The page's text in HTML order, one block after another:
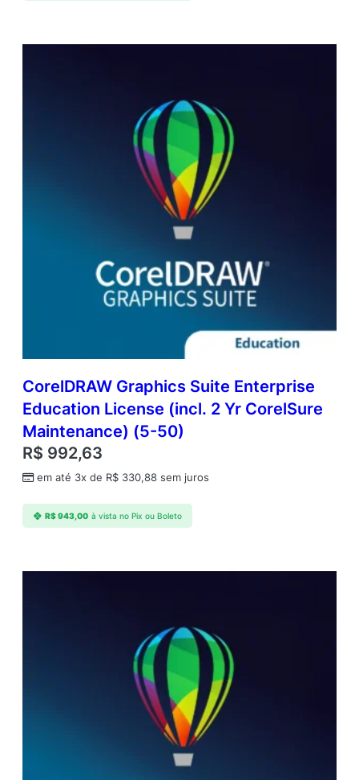
CorelDRAW Graphics Suite Enterprise
Education License (incl. 2 Yr CorelSure
Maintenance) (5-50)
R$ 992,63
em até 3x de R$ 330,88 sem juros
R$943,00 à vista no Pix ou Boleto